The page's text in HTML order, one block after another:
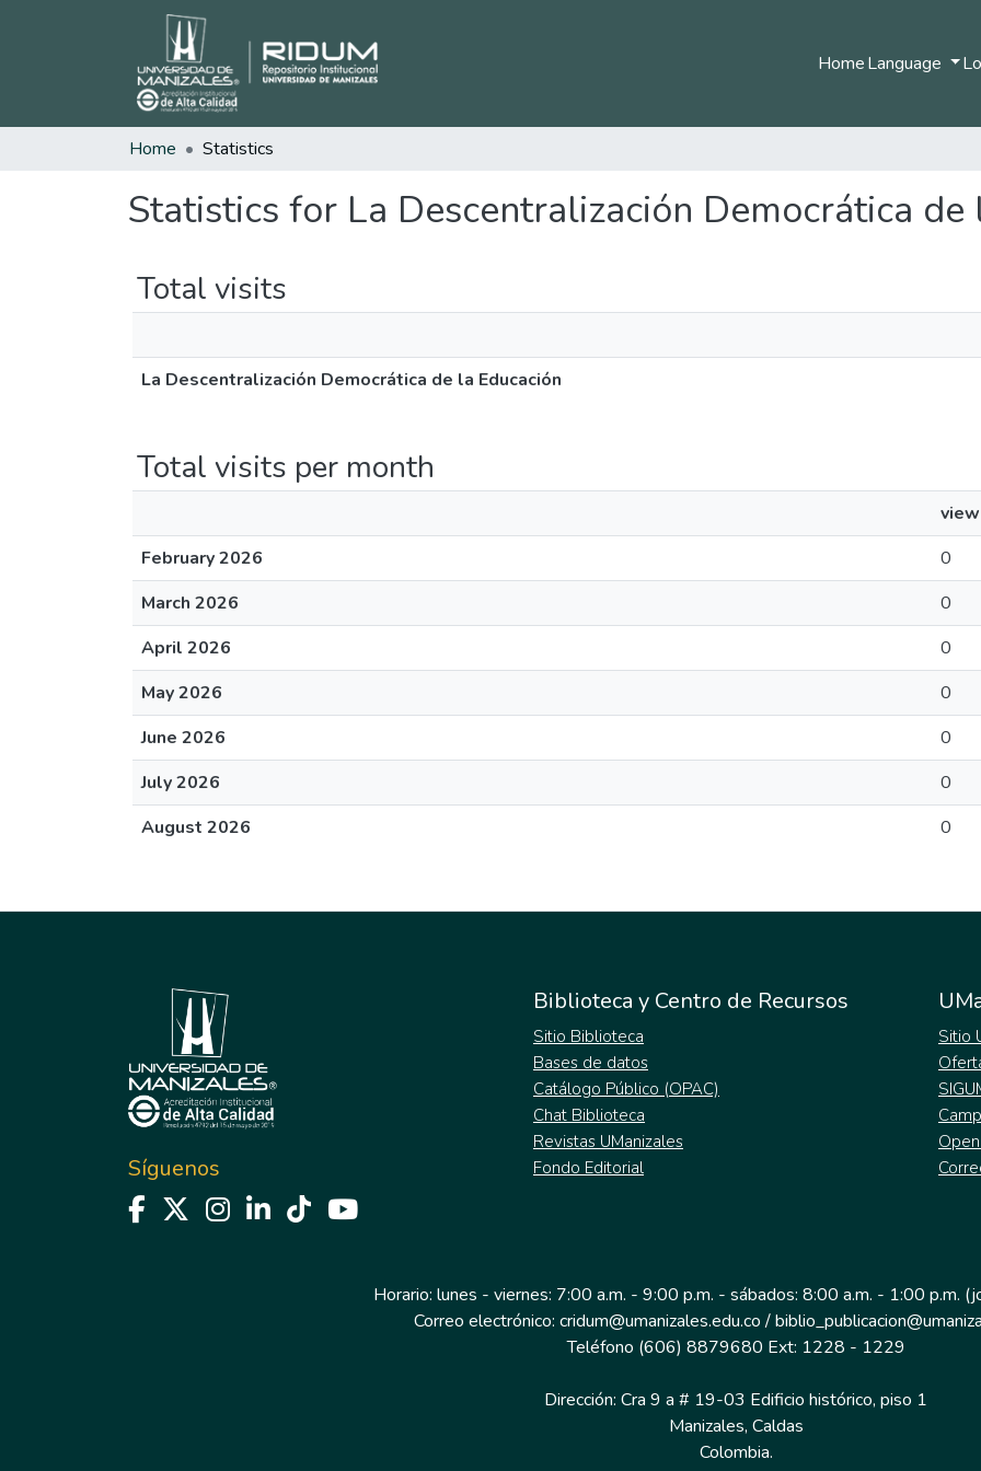
HomeLanguage
Home Statistics
Statistics for La Descentralización Democrática de
Total visits
La Descentralización Democrática de la Educación
Total visits per month
February 2026
0
March 2026
0
April 2026
0
May 2026
0
June 2026
0
July 2026
0
August 2026
0
Síguenos
Biblioteca y Centro de Recursos
Sitio Biblioteca
Bases de datos
Catálogo Público (OPAC)
Chat Biblioteca
Revistas UManizales
Fondo Editorial
Sitio
Horario: lunes - viernes: 7:00 a.m. - 9:00 p.m. - sábados: 8:00 a.m. - 1:00 p.m.
Correo electrónico: cridum@umanizales.edu.co /
Teléfono (606) 8879680 Ext: 1228 - 1229
Dirección: Cra 9 a # 19-03 Edificio histórico, piso 1
Manizales, Caldas
Colombia.